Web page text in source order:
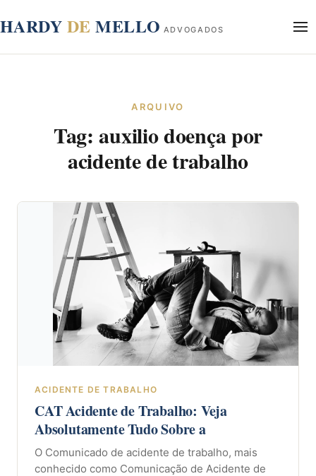
HARDY DE MELLO ADVOGADOS
ARQUIVO
Tag:auxilio doença por
acidente de trabalho
ACIDENTE DE TRABALHO
CAT Acidente de Trabalho: Veja
Absolutamente Tudo Sobre a
O Comunicado de acidente de trabalho, mais
conhecido como Comunicação de Acidente de